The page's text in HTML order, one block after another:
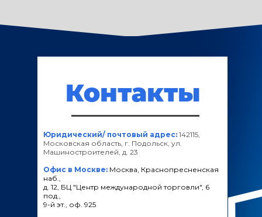
Контакты
Юридический/ почтовый адрес: 142115,
Московская область, г. Подольск, ул.
Машиностроителей, д. 23
Офис в Москве: Москва, Краснопресненская
наб.,
д. 12, БЦ "Центр международной торговли", 6
под.,
9-й эт., оф. 925